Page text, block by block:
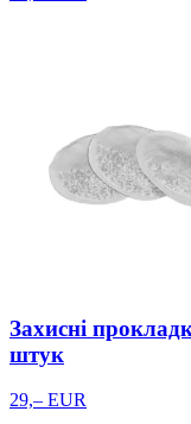
Захисні
штук
29,– EUR